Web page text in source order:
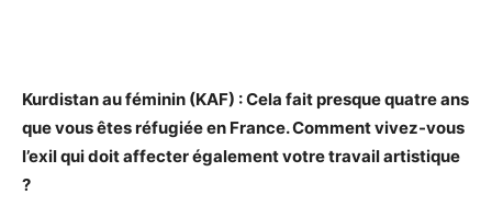
Kurdistan au féminin (KAF) : Cela fait presque quatre ans
que vous êtes réfugiée en France. Comment vivez-vous
l’exil qui doit affecter également votre travail artistique
?